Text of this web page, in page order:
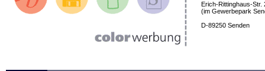
Erich-Rittinghaus-Str.
(im Gewerbepark
D-89250 Senden